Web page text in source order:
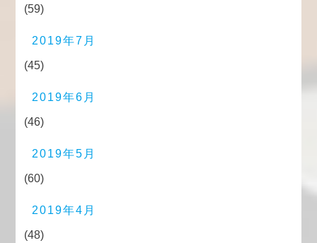
(59)
2019年7月
(45)
2019年6月
(46)
2019年5月
(60)
2019年4月
(48)